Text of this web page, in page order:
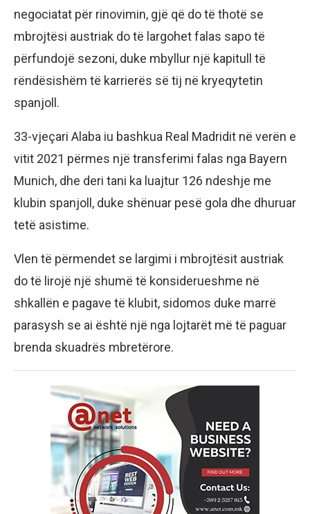
negociatat për rinovimin, gjë që do të thotë se
mbrojtësi austriak do të largohet falas sapo të
përfundojë sezoni, duke mbyllur një kapitull të
rëndësishëm të karrierës së tij në kryeqytetin
spanjoll.
33-vjeçari Alaba iu bashkua Real Madridit në verën e
vitit 2021 përmes një transferimi falas nga Bayern
Munich, dhe deri tani ka luajtur 126 ndeshje me
klubin spanjoll, duke shënuar pesë gola dhe dhuruar
tetë asistime.
Vlen të përmendet se largimi i mbrojtësit austriak
do të lirojë një shumë të konsiderueshme në
shkallën e pagave të klubit, sidomos duke marrë
parasysh se ai është një nga lojtarët më të paguar
brenda skuadrës mbretërore.